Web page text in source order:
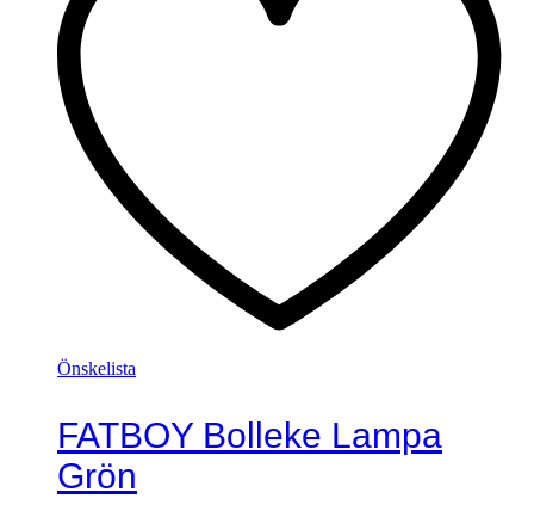
Önskelista
FATBOY Bolleke Lampa
Grön